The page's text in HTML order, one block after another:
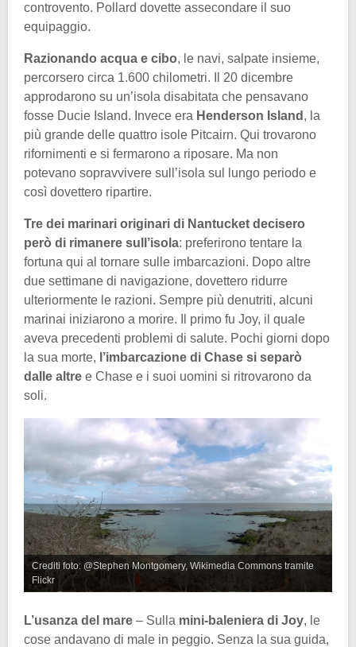
controvento. Pollard dovette assecondare il suo
equipaggio.
Razionando acqua e cibo, le navi, salpate insieme,
percorsero circa 1.600 chilometri. Il 20 dicembre
approdarono su un’isola disabitata che pensavano
fosse Ducie Island. Invece era Henderson Island , la
più grande delle quattro isole Pitcairn. Qui trovarono
rifornimenti e si fermarono a riposare. Ma non
potevano sopravvivere sull’isola sul lungo periodo e
così dovettero ripartire.
Tre dei marinari originari di Nantucket decisero
però di rimanere sull’isola: preferirono tentare la
fortuna qui al tornare sulle imbarcazioni. Dopo altre
due settimane di navigazione, dovettero ridurre
ulteriormente le razioni. Sempre più denutriti, alcuni
marinai iniziarono a morire. Il primo fu Joy, il quale
aveva precedenti problemi di salute. Pochi giorni dopo
la sua morte, l’imbarcazione di Chase si separò
dalle altre e Chase e i suoi uomini si ritrovarono da
soli.
Crediti foto: @Stephen Montgomery, Wikimedia Commons tramite
Flickr
L’usanza del mare – Sulla mini-baleniera di Joy, le
cose andavano di male in peggio. Senza la sua guida,